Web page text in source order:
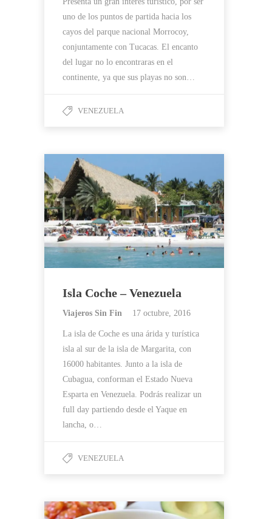
uno de los puntos de partida hacia los
cayos del parque nacional Morrocoy,
conjuntamente con Tucacas. El encanto
del lugar no lo encontraras en el
continente, ya que sus playas no son…
VENEZUELA
Isla Coche – Venezuela
Viajeros Sin Fin 17 octubre, 2016
La isla de Coche es una árida y turística
isla al sur de la isla de Margarita, con
16000 habitantes. Junto a la isla de
Cubagua, conforman el Estado Nueva
Esparta en Venezuela. Podrás realizar un
full day partiendo desde el Yaque en
lancha, o…
VENEZUELA